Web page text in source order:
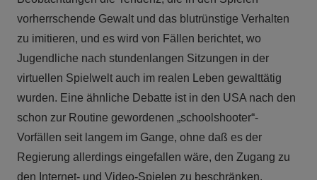
vorherrschende Gewalt und das blutrünstige Verhalten
zu imitieren, und es wird von Fällen berichtet, wo
Jugendliche nach stundenlangen Sitzungen in der
virtuellen Spielwelt auch im realen Leben gewalttätig
wurden. Eine ähnliche Debatte ist in den USA nach den
schon zur Routine gewordenen „schoolshooter“-
Vorfällen seit langem im Gange, ohne daß es der
Regierung allerdings eingefallen wäre, den Zugang zu
den Internet- und Video-Spielen zu beschränken.